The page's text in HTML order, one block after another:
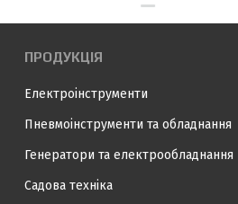
ПРОДУКЦІЯ
Електроінструменти
Пневмоінструменти та обладнання
Генератори та електрообладнання
Садова техніка